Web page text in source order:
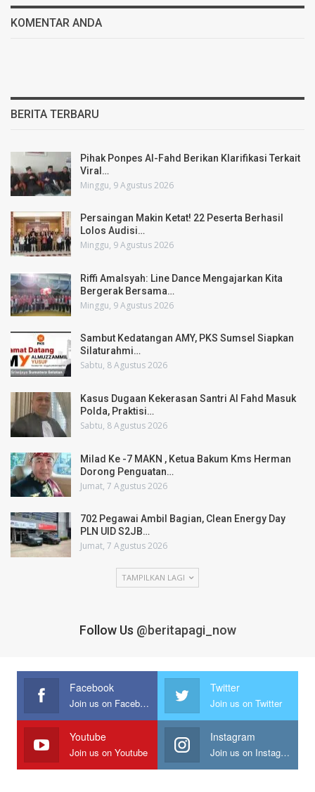
KOMENTAR ANDA
BERITA TERBARU
Pihak Ponpes Al-Fahd Berikan Klarifikasi Terkait
Viral…
Minggu, 9 Agustus 2026
Persaingan Makin Ketat! 22 Peserta Berhasil
Lolos Audisi…
Minggu, 9 Agustus 2026
Riffi Amalsyah: Line Dance Mengajarkan Kita
Bergerak Bersama…
Minggu, 9 Agustus 2026
Sambut Kedatangan AMY, PKS Sumsel Siapkan
Silaturahmi…
Sabtu, 8 Agustus 2026
Kasus Dugaan Kekerasan Santri Al Fahd Masuk
Polda, Praktisi…
Sabtu, 8 Agustus 2026
Milad Ke -7 MAKN , Ketua Bakum Kms Herman
Dorong Penguatan…
Jumat, 7 Agustus 2026
702 Pegawai Ambil Bagian, Clean Energy Day
PLN UID S2JB…
Jumat, 7 Agustus 2026
TAMPILKAN LAGI
Follow Us @beritapagi_now
Facebook
Join us on Facebook
Twitter
Join us on Twitter
Youtube
Join us on Youtube
Instagram
Join us on Instagram